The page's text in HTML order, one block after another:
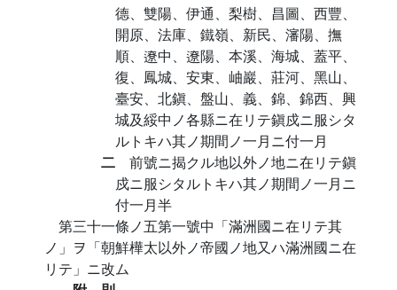
德、雙陽、伊通、梨樹、昌圖、西豐、
開原、法庫、鐵嶺、新民、瀋陽、撫
順、遼中、遼陽、本溪、海城、蓋平、
復、鳳城、安東、岫巖、莊河、黑山、
臺安、北鎭、盤山、義、錦、錦西、興
城及綏中ノ各縣ニ在リテ鎭戍ニ服シタ
ルトキハ其ノ期間ノ一月ニ付一月
二 前號ニ揭クル地以外ノ地ニ在リテ鎭
戍ニ服シタルトキハ其ノ期間ノ一月ニ
付一月半
第三十一條ノ五第一號中「滿洲國ニ在リテ其
ノ」ヲ「朝鮮樺太以外ノ帝國ノ地又ハ滿洲國ニ在
リテ」ニ改ム